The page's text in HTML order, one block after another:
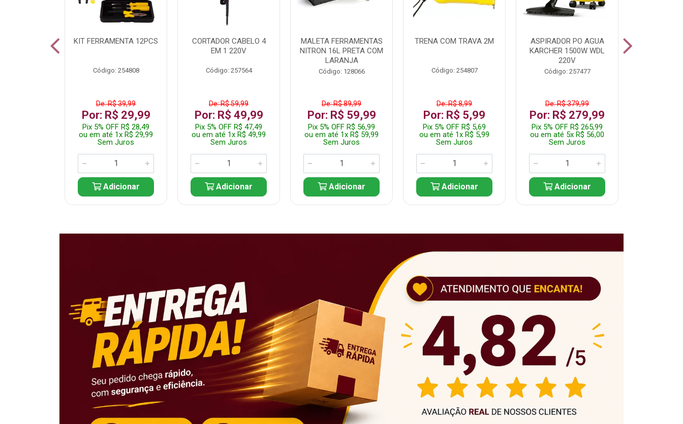
KIT FERRAMENTA 12PCS
Código: 254808
De: R$ 39,99
Por: R$ 29,99
Pix 5% OFF R$ 28,49
ou em até 1x R$ 29,99
Sem Juros
Adicionar
CORTADOR CABELO 4
EM 1 220V
Código: 257564
De: R$ 59,99
Por: R$ 49,99
Pix 5% OFF R$ 47,49
ou em até 1x R$ 49,99
Sem Juros
Adicionar
MALETA FERRAMENTAS
NITRON 16L PRETA COM
LARANJA
Código: 128066
De: R$ 89,99
Por: R$ 59,99
Pix 5% OFF R$ 56,99
ou em até 1x R$ 59,99
Sem Juros
Adicionar
TRENA COM TRAVA 2M
Código: 254807
De: R$ 8,99
Por: R$ 5,99
Pix 5% OFF R$ 5,69
ou em até 1x R$ 5,99
Sem Juros
Adicionar
ASPIRADOR PO AGUA
KARCHER 1500W WDL
220V
Código: 257477
De: R$ 379,99
Por: R$ 279,99
Pix 5% OFF R$ 265,99
ou em até 5x R$ 56,00
Sem Juros
Adicionar